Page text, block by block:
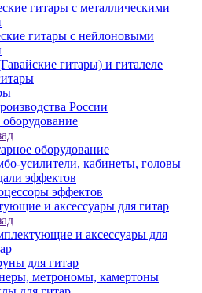
гитары с металлическими
гитары с нейлоновыми
гитары) и гиталеле
России
оборудование
оборудование
усилители, кабинеты, головы
эффектов
эффектов
и аксессуары для гитар
и аксессуары для
для гитар
метрономы, камертоны